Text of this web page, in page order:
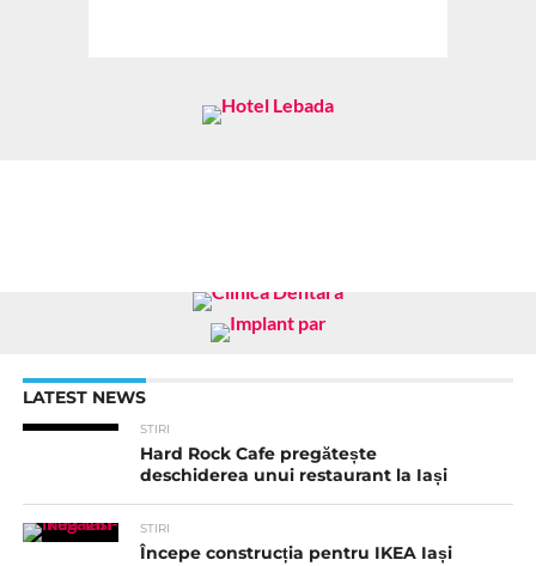
LATEST NEWS
STIRI
Hard Rock Cafe pregătește
deschiderea unui restaurant la Iași
STIRI
Începe construcția pentru IKEA Iași